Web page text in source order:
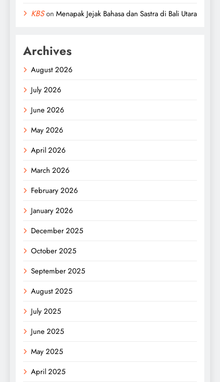
KBSon Menapak Jejak Bahasa dan Sastra di Bali Utara
Archives
August 2026
July 2026
June 2026
May 2026
April 2026
March 2026
February 2026
January 2026
December 2025
October 2025
September 2025
August 2025
July 2025
June 2025
May 2025
April 2025